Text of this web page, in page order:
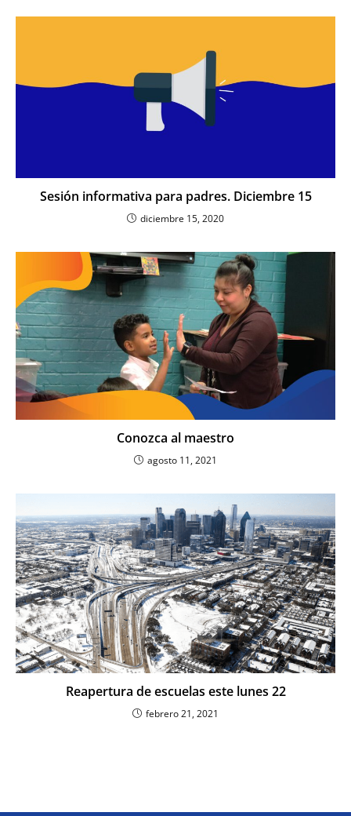
Sesión informativa para padres. Diciembre 15
diciembre 15, 2020
Conozca al maestro
agosto 11, 2021
Reapertura de escuelas este lunes 22
febrero 21, 2021